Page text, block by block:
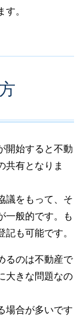
。
開始すると不動
共有となりま
議をもって、そ
一般的です。も
も可能です。
るのは不動産で
大きな問題なの
場合が多いです